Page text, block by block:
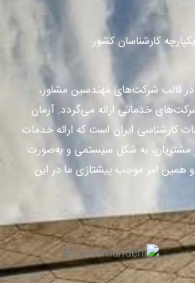
کارشناسان کشور
قالب شرکت‌های مهندسین مشاور،
خدماتی ارائه می‌گردد. آرمان
ایران است که ارائه خدمات
مشتریان، به شکل سیستمی و به‌صورت
و همین امر موجب پیشتازی ما در این